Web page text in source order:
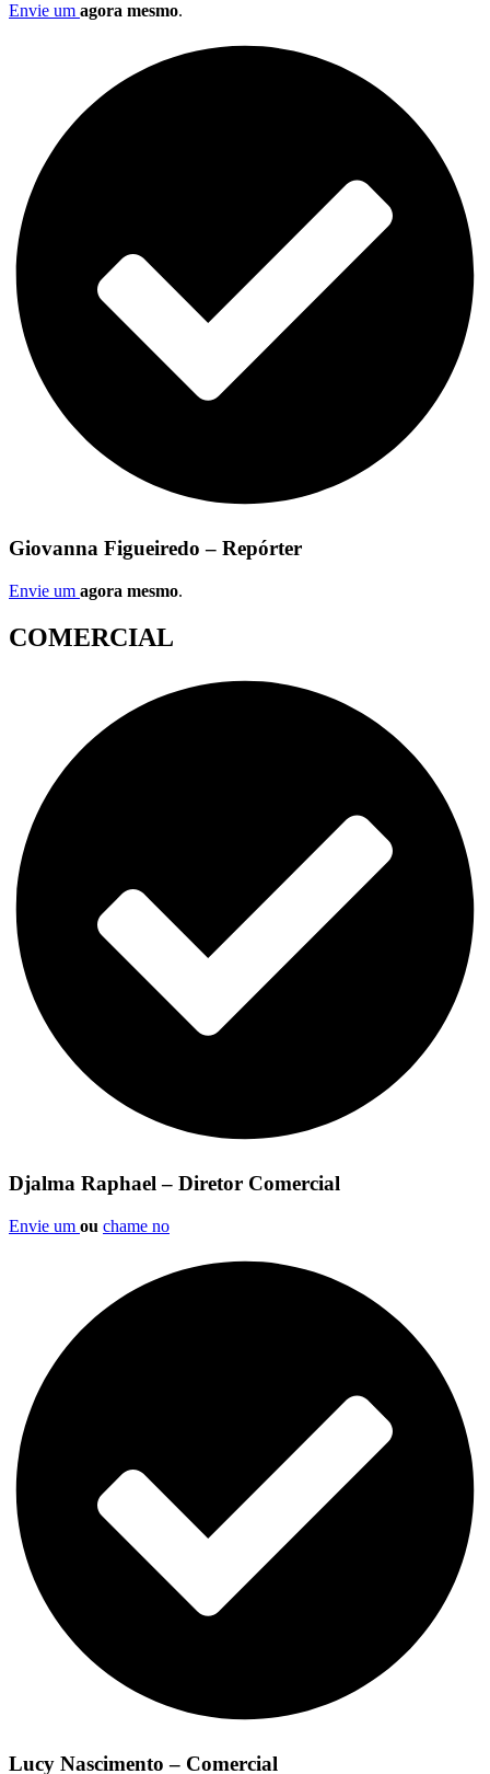
Envie um agora mesmo.
Giovanna Figueiredo – Repórter
Envie um agora mesmo.
COMERCIAL
Djalma Raphael – Diretor Comercial
Envie um ou chame no
Lucy Nascimento – Comercial